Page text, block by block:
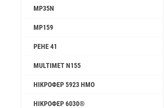
MP35N
MP159
РЕНЕ 41
MULTIMET N155
НІКРОФЕР 5923 HMO
НІКРОФЕР 6030®